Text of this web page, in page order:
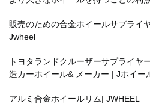
販売のための合金ホイールサプライ
Jwheel
トヨタランドクルーザーサプライヤ
造カーホイール& メーカー | Jホイー
アルミ合金ホイールリム| JWHEEL